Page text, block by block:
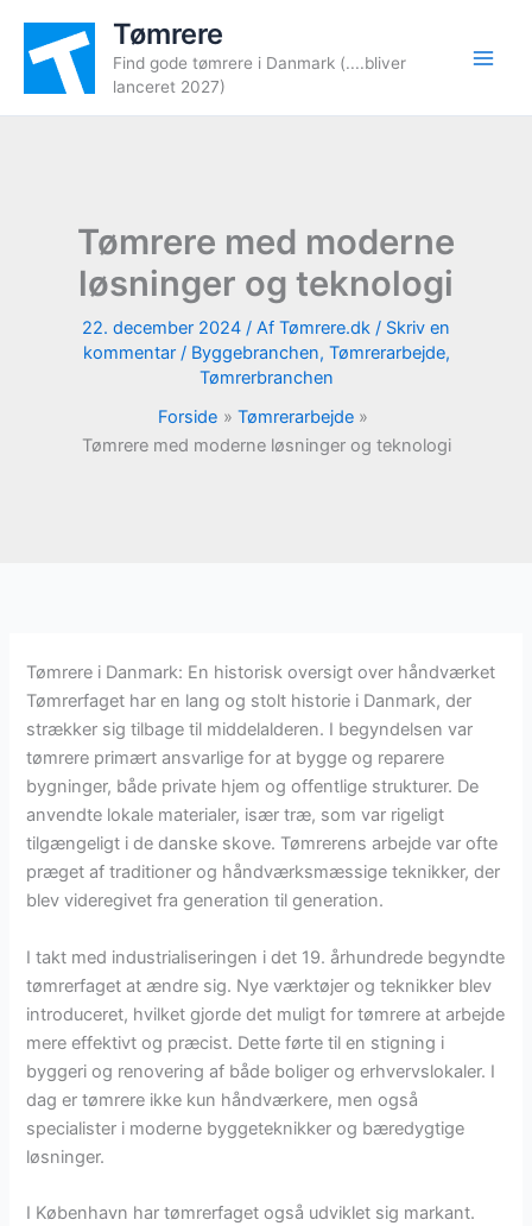
indholdet
Tømrere
Find gode tømrere i Danmark (....bliver
lanceret 2027)
Tømrere med moderne
løsninger og teknologi
22. december 2024 / Af Tømrere.dk / Skriv en
kommentar / Byggebranchen, Tømrerarbejde,
Tømrerbranchen
Forside
Tømrerarbejde
Tømrere med moderne løsninger og teknologi
Tømrere i Danmark: En historisk oversigt over håndværket
Tømrerfaget har en lang og stolt historie i Danmark, der
strækker sig tilbage til middelalderen. I begyndelsen var
tømrere primært ansvarlige for at bygge og reparere
bygninger, både private hjem og offentlige strukturer. De
anvendte lokale materialer, især træ, som var rigeligt
tilgængeligt i de danske skove. Tømrerens arbejde var ofte
præget af traditioner og håndværksmæssige teknikker, der
blev videregivet fra generation til generation.
I takt med industrialiseringen i det 19. århundrede begyndte
tømrerfaget at ændre sig. Nye værktøjer og teknikker blev
introduceret, hvilket gjorde det muligt for tømrere at arbejde
mere effektivt og præcist. Dette førte til en stigning i
byggeri og renovering af både boliger og erhvervslokaler. I
dag er tømrere ikke kun håndværkere, men også
specialister i moderne byggeteknikker og bæredygtige
løsninger.
I København har tømrerfaget også udviklet sig markant.